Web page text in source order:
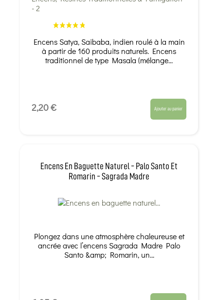
Encens Satya, Saibaba, indien roulé à la main
à partir de 160 produits naturels. Encens
traditionnel de type Masala (mélange...
2,20 € Ajouter au panier
Encens En Baguette Naturel - Palo Santo Et
Romarin - Sagrada Madre
Plongez dans une atmosphère chaleureuse et
ancrée avec l’encens Sagrada Madre Palo
Santo &amp; Romarin, un...